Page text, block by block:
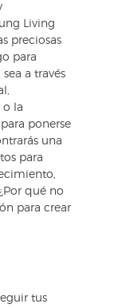
Living
preciosas
para
a través
o la
ponerse
una
para
qué no
para crear
tus